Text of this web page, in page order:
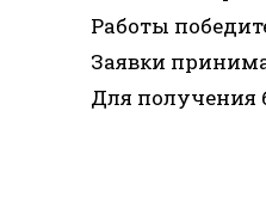
Работы
Заявки
Для получения